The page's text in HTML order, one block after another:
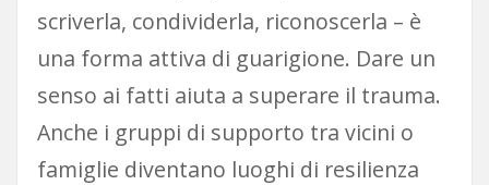
scriverla, condividerla, riconoscerla – è
una forma attiva di guarigione. Dare un
senso ai fatti aiuta a superare il trauma.
Anche i gruppi di supporto tra vicini o
famiglie diventano luoghi di resilienza